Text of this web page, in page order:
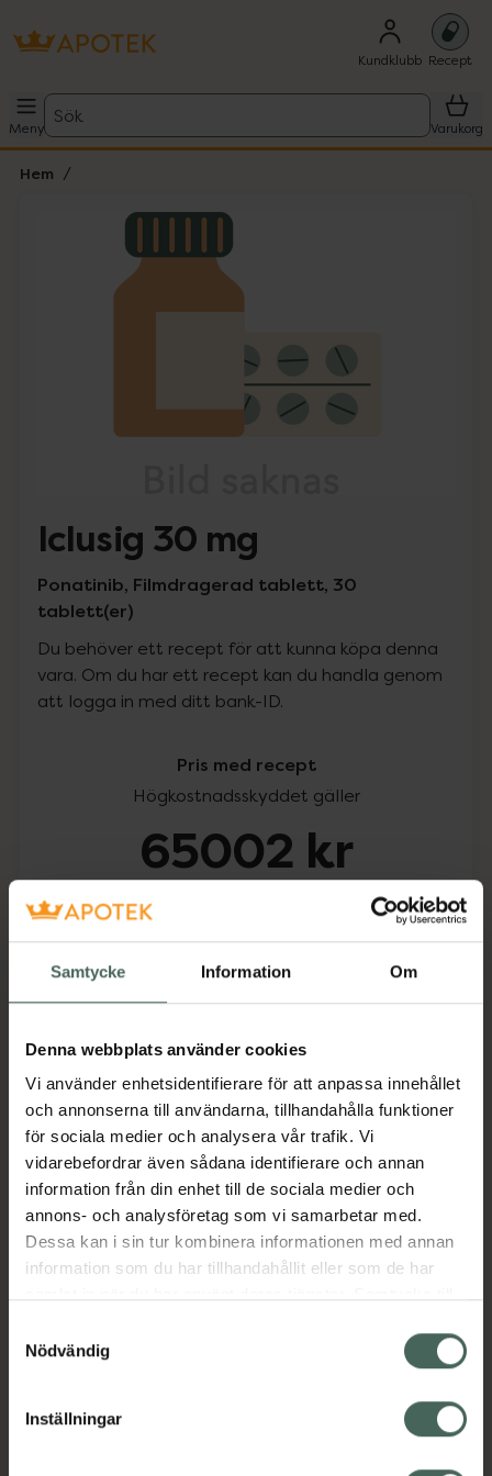
Samtycke Information Om
Denna webbplats använder cookies
Vi använder enhetsidentifierare för att anpassa innehållet
och annonserna till användarna, tillhandahålla funktioner
för sociala medier och analysera vår trafik. Vi
vidarebefordrar även sådana identifierare och annan
information från din enhet till de sociala medier och
annons- och analysföretag som vi samarbetar med.
Dessa kan i sin tur kombinera informationen med annan
information som du har tillhandahållit eller som de har
återkalla ditt samtycke via webbplatsens
cookieinställningar. Ett återkallat samtycke påverkar inte
lagligheten av behandling som skett innan återkallelsen.
Nödvändig
Inställningar
Kundklubb Recept
Meny
Sök
Varukorg
Hem
Lista: . Innehåller 1 objekt.
Iclusig 30 mg
Ponatinib, Filmdragerad tablett, 30
tablett(er)
Du behöver ett recept för att kunna köpa denna
vara. Om du har ett recept kan du handla genom
att logga in med ditt bank-ID.
Pris med recept
Högkostnadsskyddet gäller
65002 kr
Köp via ditt recept
Beskrivning Dölj
Läs alltid bipacksedeln innan
användning.
EAN:07640159431640
Visa